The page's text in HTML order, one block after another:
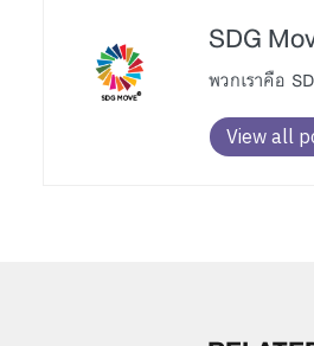
SDG
พวกเราคือ
View all